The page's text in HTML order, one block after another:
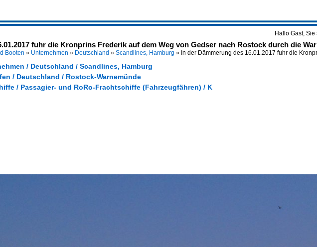
Hallo Gast,
fuhr die Kronprins Frederik auf dem Weg von Gedser nach Rostock durch die
Booten » Unternehmen » Deutschland » Scandlines, Hamburg » In der Dämmerung des 16.01.2017 fuhr die
/ Deutschland / Scandlines, Hamburg
/ Deutschland / Rostock-Warnemünde
/ Passagier- und RoRo-Frachtschiffe (Fahrzeugfähren) / K